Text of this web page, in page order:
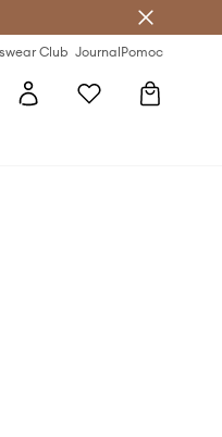
Club JournalPomoc